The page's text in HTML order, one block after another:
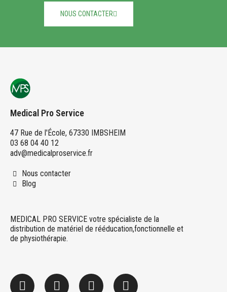
NOUS CONTACTER
Medical Pro Service
47 Rue de l'École, 67330 IMBSHEIM
03 68 04 40 12
adv@medicalproservice.fr
Nous contacter
Blog
MEDICAL PRO SERVICE votre spécialiste de la
distribution de matériel de rééducation,fonctionnelle et
de physiothérapie.